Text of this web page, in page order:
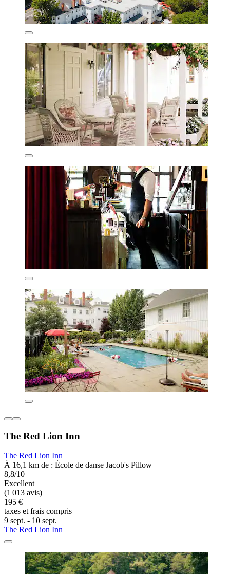
The Red Lion Inn
The Red Lion Inn
À 16,1 km de : École de danse Jacob's Pillow
8,8/10
Excellent
(1 013 avis)
195 €
taxes et frais compris
9 sept. - 10 sept.
The Red Lion Inn